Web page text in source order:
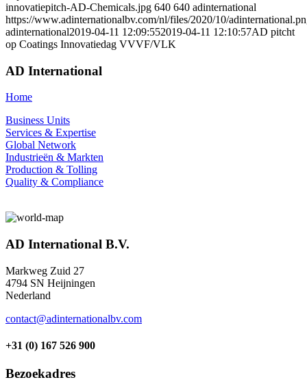
innovatiepitch-AD-Chemicals.jpg 640 640 adinternational
https://www.adinternationalbv.com/nl/files/2020/10/
adinternational2019-04-11 12:09:552019-04-11 12:10:57AD pitcht
op Coatings Innovatiedag VVVF/VLK
AD International
Home
Business Units
Services & Expertise
Global Network
Industrieën & Markten
Production & Tolling
Quality & Compliance
AD International B.V.
Markweg Zuid 27
4794 SN Heijningen
Nederland
contact@adinternationalbv.com
+31 (0) 167 526 900
Bezoekadres